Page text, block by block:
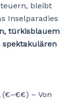
bleibt
Inselparadies
türkisblauem
spektakulären
– Von